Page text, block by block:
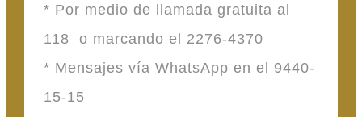
* Por medio de llamada gratuita al
118 o marcando el 2276-4370
* Mensajes vía WhatsApp en el 9440-
15-15